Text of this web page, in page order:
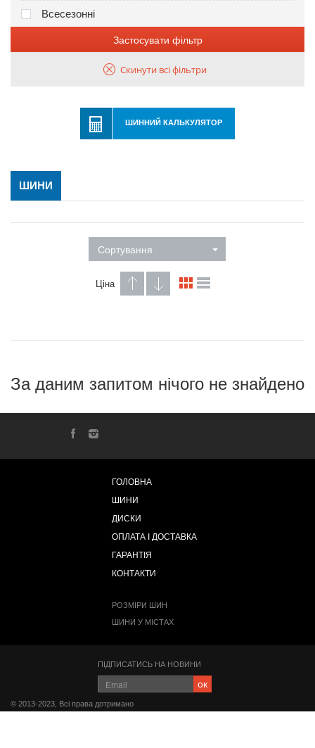
Всесезонні
Застосувати фільтр
Скинути всі фільтри
ШИННИЙ КАЛЬКУЛЯТОР
ШИНИ
Сортування
Ціна
За даним запитом нічого не знайдено
ГОЛОВНА
ШИНИ
ДИСКИ
ОПЛАТА І ДОСТАВКА
ГАРАНТІЯ
КОНТАКТИ
РОЗМІРИ ШИН
ШИНИ У МІСТАХ
ПІДПИСАТИСЬ НА НОВИНИ
ок
© 2013-2023, Всі права дотримано